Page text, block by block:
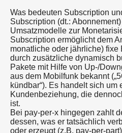
Was bedeuten Subscription
Subscription (dt.:
Umsatzmodelle zur
Subscription ermöglicht dem
monatliche oder jährliche)
durch zusätzliche dynamisch
Pakete mit Hilfe von Up-/
aus dem Mobilfunk bekannt
kündbar“). Es handelt sich
Kundenbeziehung, die
ist.
Bei pay-per-x hingegen zahlt
dessen, was er tatsächlich
oder erzeugt (z.B. pay-per-